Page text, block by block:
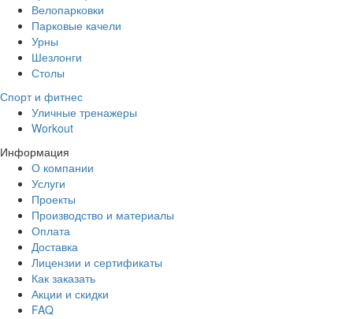
Велопарковки
Парковые качели
Урны
Шезлонги
Столы
Спорт и фитнес
Уличные тренажеры
Workout
Информация
О компании
Услуги
Проекты
Производство и материалы
Оплата
Доставка
Лицензии и сертификаты
Как заказать
Акции и скидки
FAQ